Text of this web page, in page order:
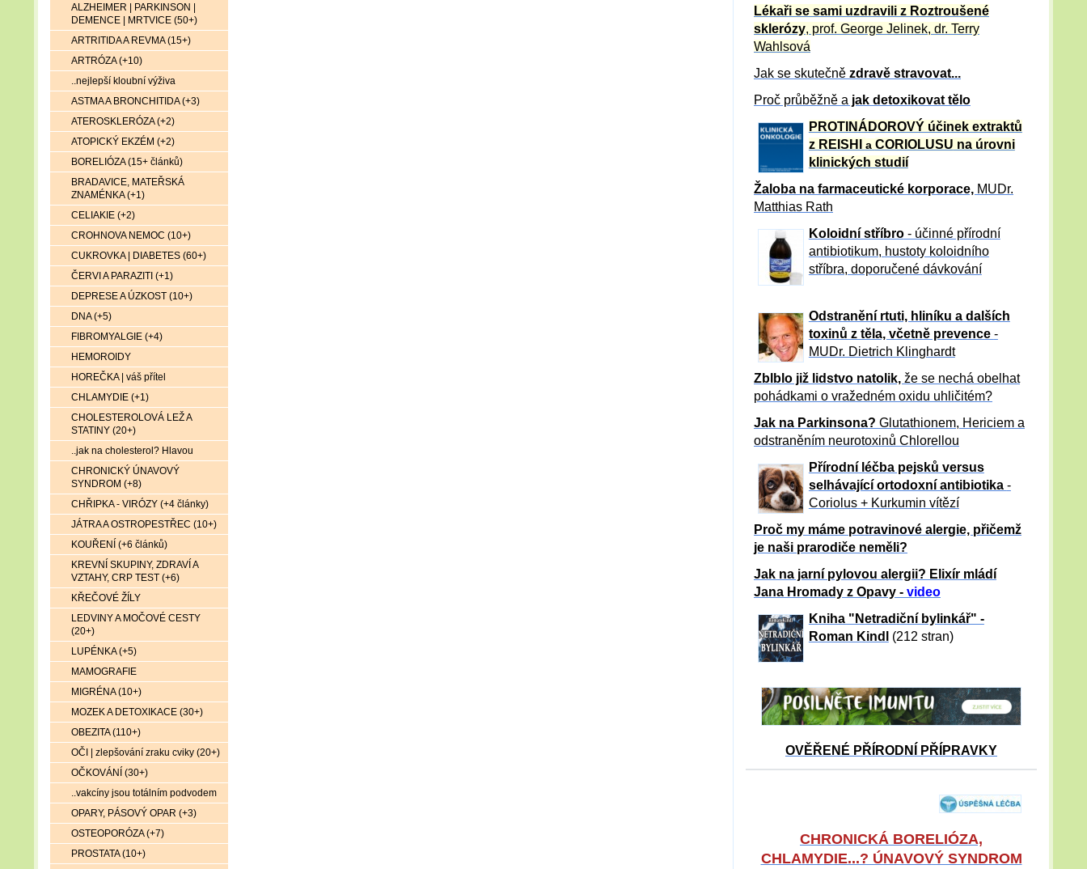
Lékaři se sami uzdravili z Roztroušené
sklerózy, prof. George Jelinek, dr. Terry
Wahlsová
Jak se skutečně zdravě stravovat...
Proč průběžně a jak detoxikovat tělo
PROTINÁDOROVÝ účinek extraktů
z REISHI a CORIOLUSU na úrovni
klinických studií
Žaloba na farmaceutické korporace, MUDr.
Matthias Rath
Koloidní stříbro- účinné přírodní
antibiotikum, hustoty koloidního
stříbra, doporučené dávkování
Odstranění rtuti, hliníku a dalších
toxinů z těla, včetně prevence -
MUDr. Dietrich Klinghardt
Zblblo již lidstvo natolik, že se nechá obelhat
pohádkami o vražedném oxidu uhličitém?
Jak na Parkinsona? Glutathionem, Hericiem a
odstraněním neurotoxinů Chlorellou
Přírodní léčba pejsků versus
selhávající ortodoxní antibiotika -
Coriolus + Kurkumin vítězí
Proč my máme potravinové alergie, přičemž
je naši prarodiče neměli?
Jak na jarní pylovou alergii? Elixír mládí
Jana Hromady z Opavy - video
Kniha "Netradiční bylinkář" -
Roman Kindl
(212 stran)
OVĚŘENÉ PŘÍRODNÍ PŘÍPRAVKY
CHRONICKÁ BORELIÓZA,
CHLAMYDIE...? ÚNAVOVÝ SYNDROM
ALZHEIMER | PARKINSON |
DEMENCE | MRTVICE (50+)
ARTRITIDA A REVMA (15+)
ARTRÓZA (+10)
..nejlepší kloubní výživa
ASTMA A BRONCHITIDA (+3)
ATEROSKLERÓZA (+2)
ATOPICKÝ EKZÉM (+2)
BORELIÓZA (15+ článků)
BRADAVICE, MATEŘSKÁ
ZNAMÉNKA (+1)
CELIAKIE (+2)
CROHNOVA NEMOC (10+)
CUKROVKA | DIABETES (60+)
ČERVI A PARAZITI (+1)
DEPRESE A ÚZKOST (10+)
DNA (+5)
FIBROMYALGIE (+4)
HEMOROIDY
HOREČKA | váš přítel
CHLAMYDIE (+1)
CHOLESTEROLOVÁ LEŽ A
STATINY (20+)
..jak na cholesterol? Hlavou
CHRONICKÝ ÚNAVOVÝ
SYNDROM (+8)
CHŘIPKA - VIRÓZY (+4 články)
JÁTRA A OSTROPESTŘEC (10+)
KOUŘENÍ (+6 článků)
KREVNÍ SKUPINY, ZDRAVÍ A
VZTAHY, CRP TEST (+6)
KŘEČOVÉ ŽÍLY
LEDVINY A MOČOVÉ CESTY
(20+)
LUPÉNKA (+5)
MAMOGRAFIE
MIGRÉNA (10+)
MOZEK A DETOXIKACE (30+)
OBEZITA (110+)
OČI | zlepšování zraku cviky (20+)
OČKOVÁNÍ (30+)
..vakcíny jsou totálním podvodem
OPARY, PÁSOVÝ OPAR (+3)
OSTEOPORÓZA (+7)
PROSTATA (10+)